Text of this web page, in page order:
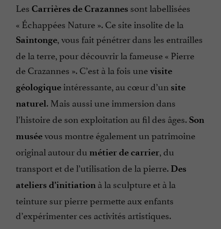
Les Carrières de Crazannes sont labellisées
« Échappées Nature ». Ce site insolite de la
Saintonge, vous fait pénétrer dans les entrailles
de la terre, pour découvrir la fameuse « Pierre
de Crazannes ». C’est à la fois unevisite
géologique intéressante, au cœur d’un site
naturel. Mais aussi une immersion dans
l’histoire de son exploitation au fil des âges. Son
muséevous montre également un patrimoine
original autour du métier de carrier, du
transport et de l’utilisation de la pierre. Des
ateliers d’initiation à la sculpture et à la
teinture sur pierre permette aux enfants
d’expérimenter ces activités artistiques.